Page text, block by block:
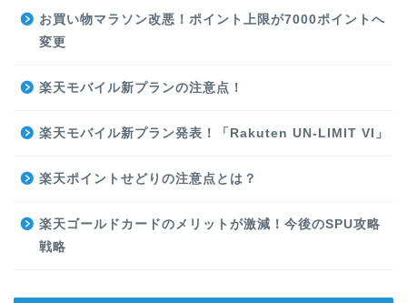
お買い物マラソン改悪！ポイント上限が7000ポイントへ
変更
楽天モバイル新プランの注意点！
楽天モバイル新プラン発表！「Rakuten UN-LIMIT VI」
楽天ポイントせどりの注意点とは？
楽天ゴールドカードのメリットが激減！今後のSPU攻略
戦略